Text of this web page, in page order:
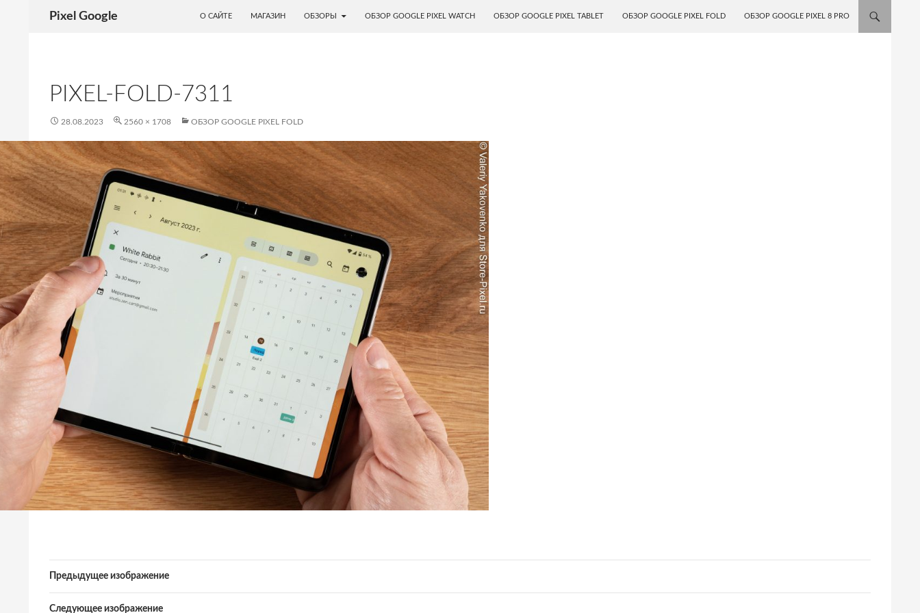
Pixel Google
О САЙТЕ
МАГАЗИН ОБЗОРЫ ОБЗОР GOOGLE PIXEL WATCH ОБЗОР GOOGLE PIXEL TABLET ОБЗОР GOOGLE PIXEL FOLD ОБЗОР GOOGLE PIXEL 8 PRO
PIXEL-FOLD-7311
28.08.2023 2560 × 1708 ОБЗОР GOOGLE PIXEL FOLD
Предыдущее изображение
Следующее изображение